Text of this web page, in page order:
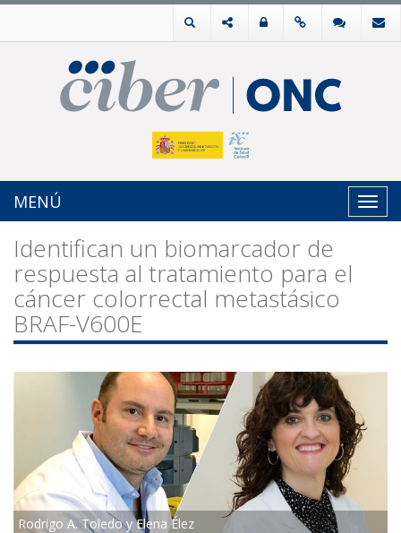
MENÚ
Identifican un biomarcador de
respuesta al tratamiento para el
cáncer colorrectal metastásico
BRAF-V600E
Rodrigo A. Toledo y Elena Élez